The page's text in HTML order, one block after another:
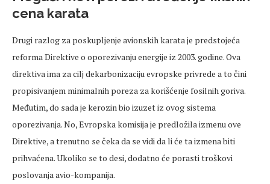
cena karata
Drugi razlog za poskupljenje avionskih karata je predstojeća
reforma Direktive o oporezivanju energije iz 2003. godine. Ova
direktiva ima za cilj dekarbonizaciju evropske privrede a to čini
propisivanjem minimalnih poreza za korišćenje fosilnih goriva.
Međutim, do sada je kerozin bio izuzet iz ovog sistema
oporezivanja. No, Evropska komisija je predložila izmenu ove
Direktive, a trenutno se čeka da se vidi da li će ta izmena biti
prihvaćena. Ukoliko se to desi, dodatno će porasti troškovi
poslovanja avio-kompanija.